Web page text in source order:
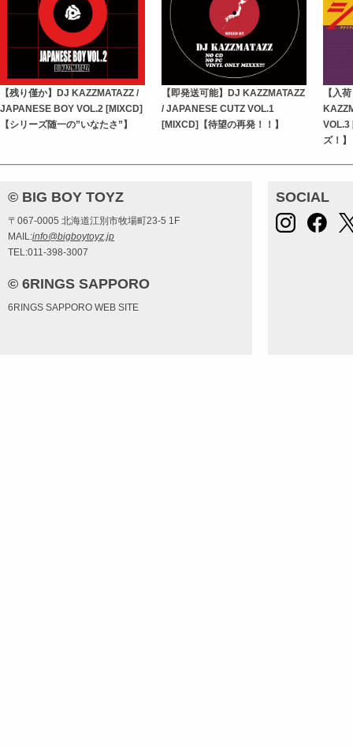
【残り僅か】DJ KAZZMATAZZ /
JAPANESE BOY VOL.2 [MIXCD]
【シリーズ随一の”いなたさ”】
【即発送可能】DJ KAZZMATAZZ
/ JAPANESE CUTZ VOL.1
[MIXCD]【待望の再発！！】
【入
VOL.3
ズ！】
© BIG BOY TOYZ
〒067-0005 北海道江別市牧場町23-5 1F
MAIL:info@bigboytoyz.jp
TEL:011-398-3007
© 6RINGS SAPPORO
6RINGS SAPPORO WEB SITE
SOCIAL